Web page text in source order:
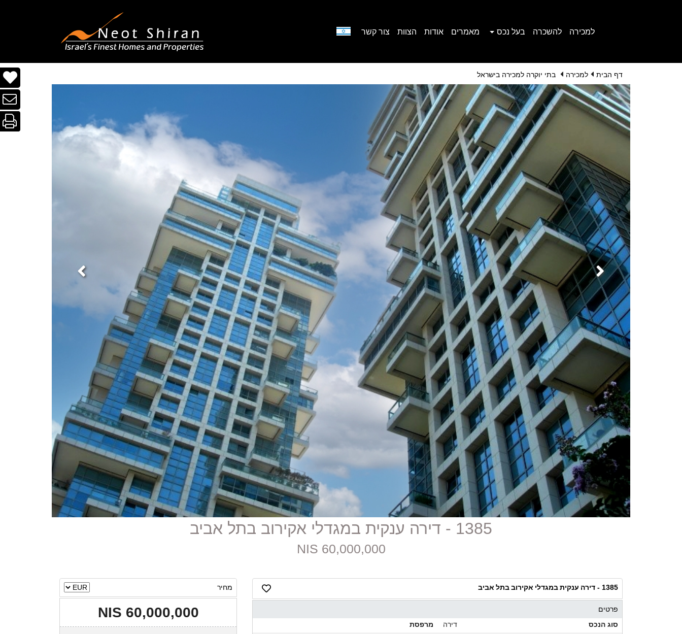
למכירה להשכרה בעל נכס מאמרים אודות הצוות צור קשר
דף הבית למכירה בתי יוקרה למכירה בישראל
1385 - דירה ענקית במגדלי אקירוב בתל אביב
60,000,000 NIS
1385 - דירה ענקית במגדלי אקירוב בתל אביב
פרטים
סוג הנכס
דירה
מרפסת
מחיר
60,000,000 NIS